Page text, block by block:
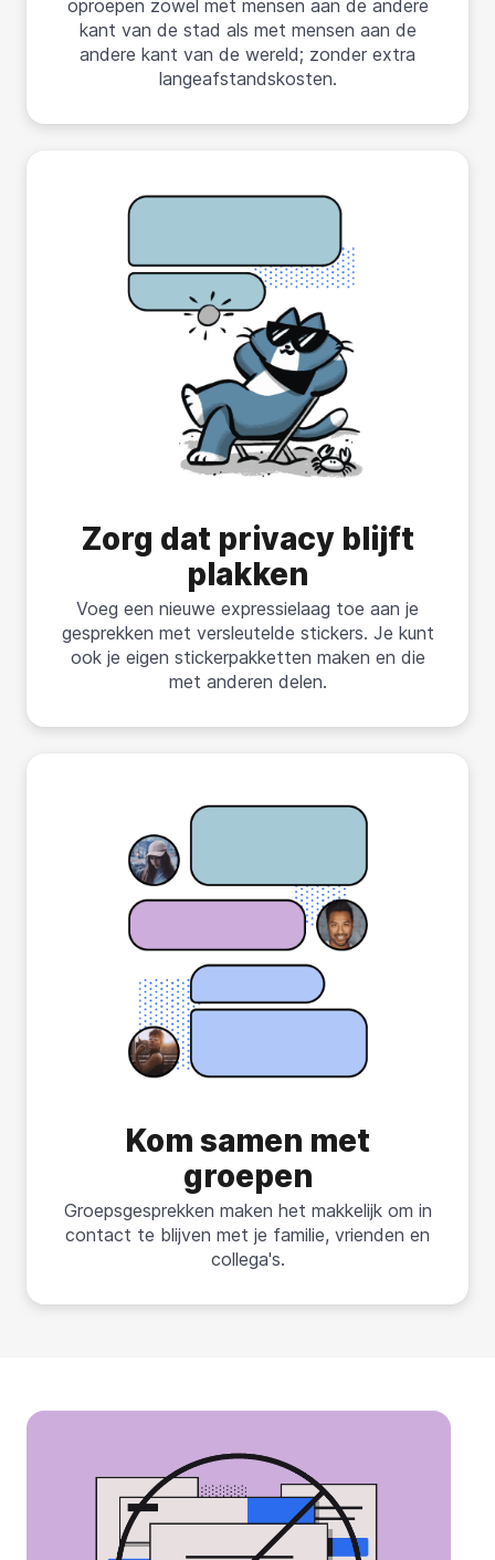
oproepen zowel met mensen aan de andere
kant van de stad als met mensen aan de
andere kant van de wereld; zonder extra
langeafstandskosten.
Zorg dat privacy blijft
plakken
Voeg een nieuwe expressielaag toe aan je
gesprekken met versleutelde stickers. Je kunt
ook je eigen stickerpakketten maken en die
met anderen delen.
Kom samen met
groepen
Groepsgesprekken maken het makkelijk om in
contact te blijven met je familie, vrienden en
collega's.